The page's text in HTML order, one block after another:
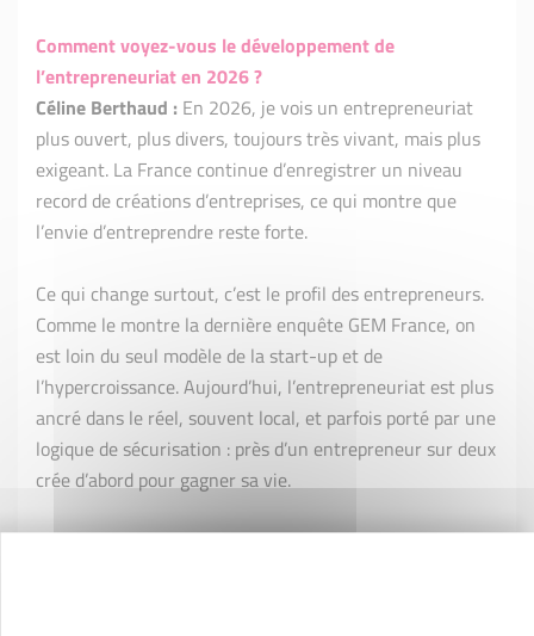
Comment voyez-vous le développement de
l’entrepreneuriat en 2026 ?
Céline Berthaud : En 2026, je vois un entrepreneuriat
plus ouvert, plus divers, toujours très vivant, mais plus
exigeant. La France continue d’enregistrer un niveau
record de créations d’entreprises, ce qui montre que
l’envie d’entreprendre reste forte.
Ce qui change surtout, c’est le profil des entrepreneurs.
Comme le montre la dernière enquête GEM France, on
est loin du seul modèle de la start-up et de
l’hypercroissance. Aujourd’hui, l’entrepreneuriat est plus
ancré dans le réel, souvent local, et parfois porté par une
logique de sécurisation : près d’un entrepreneur sur deux
crée d’abord pour gagner sa vie.
Et surtout, l’élément clé, c’est la montée des femmes.